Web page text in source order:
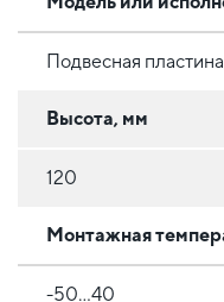
Подвесная пластина
Высота, мм
120
Монтажная
-50...40